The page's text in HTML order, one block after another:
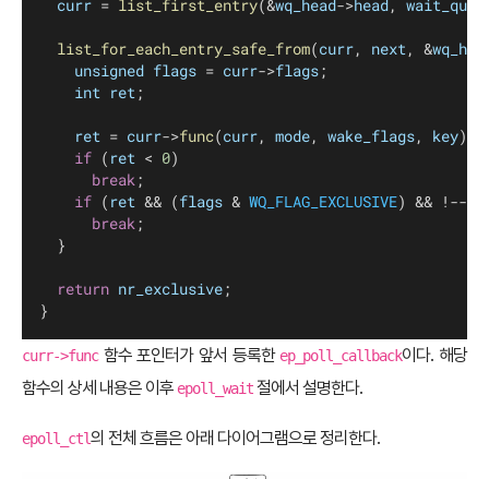
curr = list_first_entry(&wq_head->head,
list_for_each_entry_safe_from(curr, next, &
unsigned flags = curr->flags;
int ret;
ret = curr->func(curr, mode, wake_flags, key);
if ( ret < 0)
break;
if ( ret && (flags & WQ_FLAG_EXCLUSIVE) && !--
break;
	}
return nr_exclusive;
}
curr->func함수 포인터가 앞서 등록한 ep_poll_callback이다. 해당
함수의 상세 내용은 이후 epoll_wait절에서 설명한다.
epoll_ctl의 전체 흐름은 아래 다이어그램으로 정리한다.